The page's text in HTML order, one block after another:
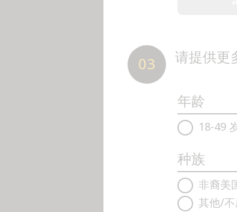
03 请提供更
年龄
18-49
种族
非裔美
其他/